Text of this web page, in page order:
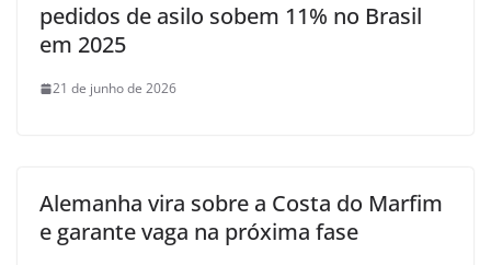
pedidos de asilo sobem 11% no Brasil
em 2025
21 de junho de 2026
Alemanha vira sobre a Costa do Marfim
e garante vaga na próxima fase